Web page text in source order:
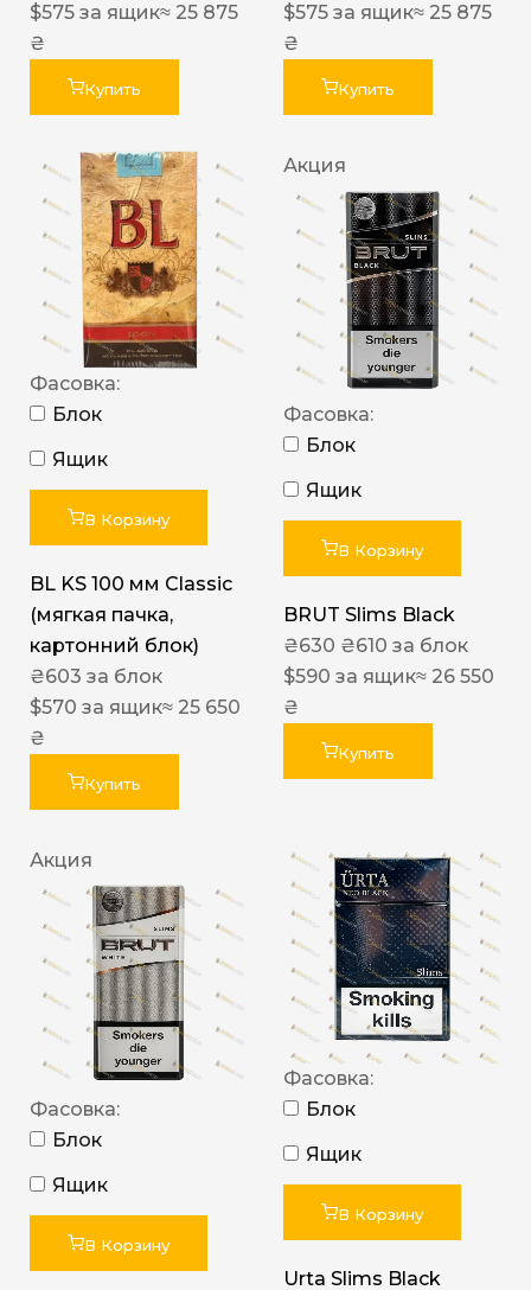
$575 за ящик≈ 25 875
₴
Купить
$575 за ящик≈ 25 875
₴
Купить
Фасовка:
Блок
Ящик
В Корзину
BL KS 100 мм Classic
(мягкая пачка,
картонний блок)
₴603 за блок
$570 за ящик≈ 25 650
₴
Купить
Акция
Фасовка:
Блок
Ящик
В Корзину
BRUT Slims Black
₴630 ₴610 за блок
$590 за ящик≈ 26 550
₴
Купить
Акция
Фасовка:
Блок
Ящик
В Корзину
Фасовка:
Блок
Ящик
В Корзину
Urta Slims Black